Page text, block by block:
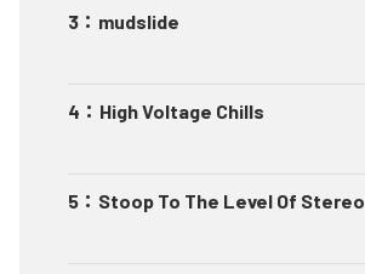
3 ： mudslide
4 ： High Voltage Chills
5 ： Stoop To The Level Of Stereo